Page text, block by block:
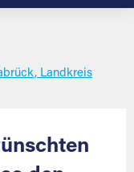
Landkreis